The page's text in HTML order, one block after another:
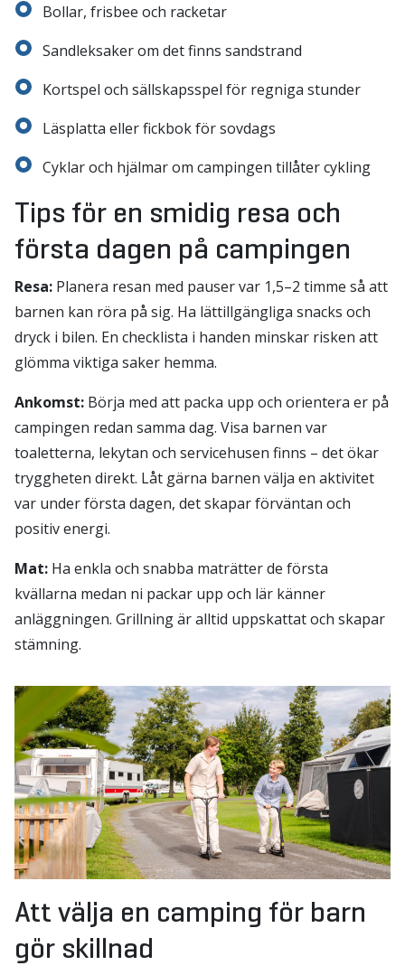
Bollar, frisbee och racketar
Sandleksaker om det finns sandstrand
Kortspel och sällskapsspel för regniga stunder
Läsplatta eller fickbok för sovdags
Cyklar och hjälmar om campingen tillåter cykling
Tips för en smidig resa och
första dagen på campingen
Resa: Planera resan med pauser var 1,5–2 timme så att
barnen kan röra på sig. Ha lättillgängliga snacks och
dryck i bilen. En checklista i handen minskar risken att
glömma viktiga saker hemma.
Ankomst: Börja med att packa upp och orientera er på
campingen redan samma dag. Visa barnen var
toaletterna, lekytan och servicehusen finns – det ökar
tryggheten direkt. Låt gärna barnen välja en aktivitet
var under första dagen, det skapar förväntan och
positiv energi.
Mat: Ha enkla och snabba maträtter de första
kvällarna medan ni packar upp och lär känner
anläggningen. Grillning är alltid uppskattat och skapar
stämning.
Att välja en camping för barn
gör skillnad